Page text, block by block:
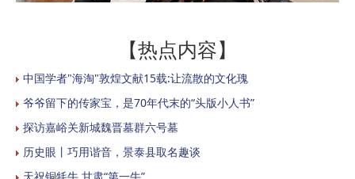
【热点内容】
中国学者"海淘"敦煌文献15载:让流散的文化瑰
爷爷留下的传家宝，是70年代末的“头版小人书”
探访嘉峪关新城魏晋墓群六号墓
历史眼丨巧用谐音，景泰县取名趣谈